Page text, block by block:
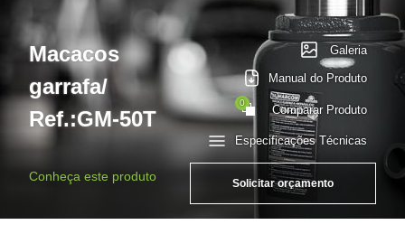
Macacos
garrafa/
Ref.:GM-50T
Especificações Técnicas
Galeria
Manual do Produto
0 Comparar Produto
Conheça este produto Solicitar orçamento